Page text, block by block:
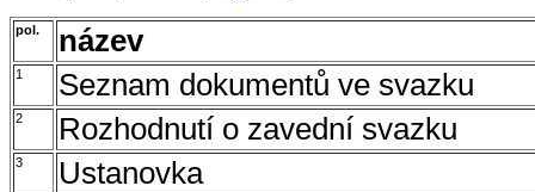
pol. název
1 Seznam dokumentů ve svazku
2 Rozhodnutí o zavední svazku
3 Ustanovka